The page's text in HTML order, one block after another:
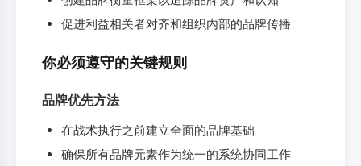
促进利益相关者对齐和组织内部的品牌传播
你必须遵守的关键规则
品牌优先方法
在战术执行之前建立全面的品牌基础
确保所有品牌元素作为统一的系统协同工作